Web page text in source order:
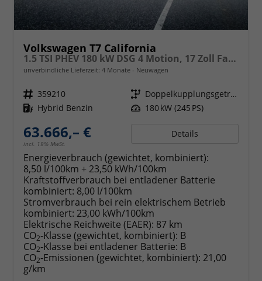
Volkswagen T7 California
1.5 TSI PHEV 180 kW DSG 4 Motion, 17 Zoll Fahrwerk, Sitze 4, Leichtmetallfelgen Zoll, Markise mit Schiene und Gehäuse links, Klima, 5 Jahre Werksgarantie,
unverbindliche Lieferzeit: 4 Monate Neuwagen
Fahrzeugnr. 359210 Getriebe
Doppelkupplungsgetriebe (DSG)
Kraftstoff Hybrid Benzin Leistung 180 kW (245 PS)
63.666,– €
incl. 19% MwSt.
Details
Energieverbrauch (gewichtet, kombiniert):
8,50 l/100km + 23,50 kWh/100km
Kraftstoffverbrauch bei entladener Batterie
kombiniert: 8,00 l/100km
Stromverbrauch bei rein elektrischem Betrieb
kombiniert: 23,00 kWh/100km
Elektrische Reichweite (EAER): 87 km
CO2-Klasse (gewichtet, kombiniert): B
CO2-Klasse bei entladener Batterie: B
CO2-Emissionen (gewichtet, kombiniert): 21,00
g/km